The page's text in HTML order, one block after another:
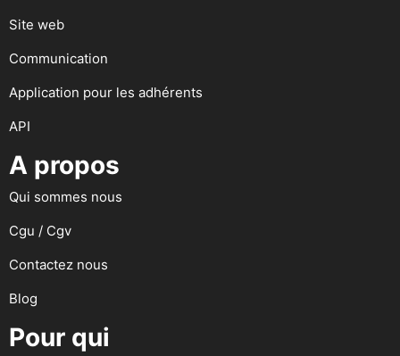
Site web
Communication
Application pour les adhérents
API
A propos
Qui sommes nous
Cgu / Cgv
Contactez nous
Blog
Pour qui